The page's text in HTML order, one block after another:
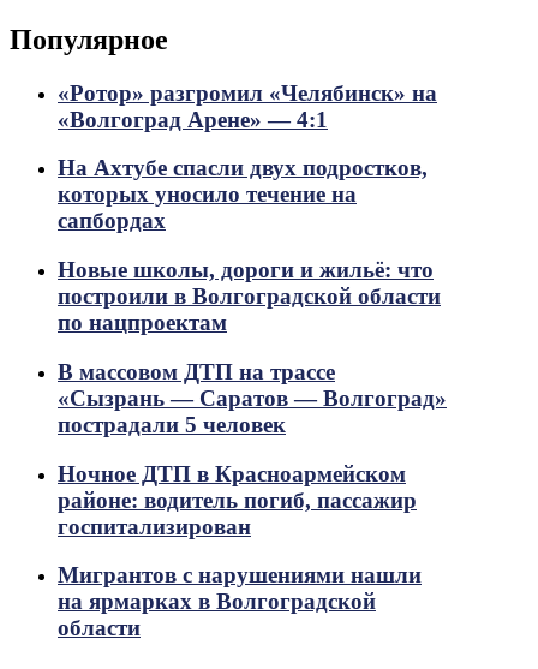
Популярное
«Ротор» разгромил «Челябинск» на
«Волгоград Арене» — 4:1
На Ахтубе спасли двух подростков,
которых уносило течение на
сапбордах
Новые школы, дороги и жильё: что
построили в Волгоградской области
по нацпроектам
В массовом ДТП на трассе
«Сызрань — Саратов — Волгоград»
пострадали 5 человек
Ночное ДТП в Красноармейском
районе: водитель погиб, пассажир
госпитализирован
Мигрантов с нарушениями нашли
на ярмарках в Волгоградской
области